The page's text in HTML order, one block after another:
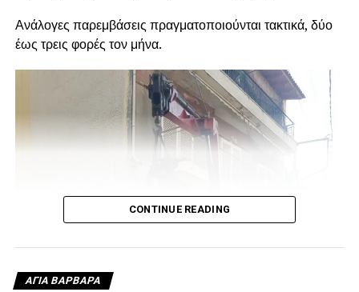
Ανάλογες παρεμβάσεις πραγματοποιούνται τακτικά, δύο
έως τρεις φορές τον μήνα.
CONTINUE READING
ΑΓΙΑ ΒΑΡΒΑΡΑ